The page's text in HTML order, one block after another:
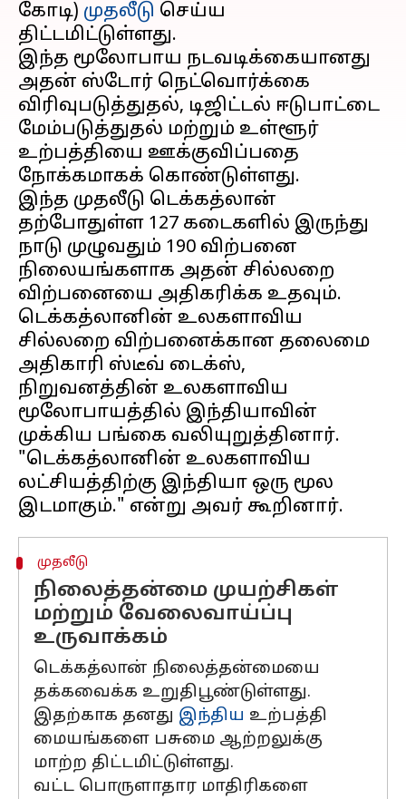
கோடி) முதலீடு செய்ய
திட்டமிட்டுள்ளது.
இந்த மூலோபாய நடவடிக்கையானது
அதன் ஸ்டோர் நெட்வொர்க்கை
விரிவுபடுத்துதல், டிஜிட்டல் ஈடுபாட்டை
மேம்படுத்துதல் மற்றும் உள்ளூர்
உற்பத்தியை ஊக்குவிப்பதை
நோக்கமாகக் கொண்டுள்ளது.
இந்த முதலீடு டெக்கத்லான்
தற்போதுள்ள 127 கடைகளில் இருந்து
நாடு முழுவதும் 190 விற்பனை
நிலையங்களாக அதன் சில்லறை
விற்பனையை அதிகரிக்க உதவும்.
டெக்கத்லானின் உலகளாவிய
சில்லறை விற்பனைக்கான தலைமை
அதிகாரி ஸ்டீவ் டைக்ஸ்,
நிறுவனத்தின் உலகளாவிய
மூலோபாயத்தில் இந்தியாவின்
முக்கிய பங்கை வலியுறுத்தினார்.
"டெக்கத்லானின் உலகளாவிய
லட்சியத்திற்கு இந்தியா ஒரு மூல
முதலீடு
நிலைத்தன்மை முயற்சிகள்
மற்றும் வேலைவாய்ப்பு
உருவாக்கம்
டெக்கத்லான் நிலைத்தன்மையை
தக்கவைக்க உறுதிபூண்டுள்ளது.
இதற்காக தனது இந்திய உற்பத்தி
மையங்களை பசுமை ஆற்றலுக்கு
மாற்ற திட்டமிட்டுள்ளது.
வட்ட பொருளாதார மாதிரிகளை